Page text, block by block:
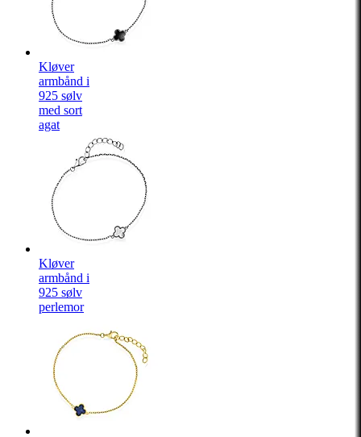
Kløver
armbånd i
925 sølv
med sort
agat
Kløver
armbånd i
925 sølv
perlemor